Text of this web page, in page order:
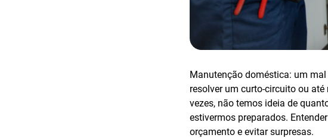
Manutenção doméstica: um
resolver um curto-circuito ou
vezes, não temos ideia de
estivermos preparados.
orçamento e evitar surpresas.